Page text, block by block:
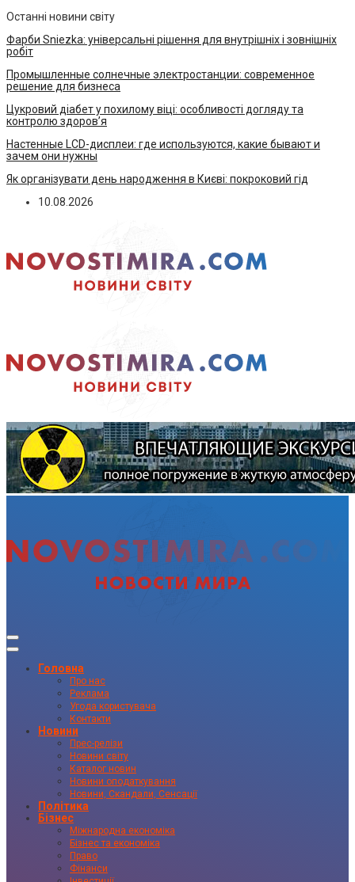
Останні новини світу
Фарби Sniezka: універсальні рішення для внутрішніх і зовнішніх
робіт
Промышленные солнечные электростанции: современное
решение для бизнеса
Цукровий діабет у похилому віці: особливості догляду та
контролю здоров’я
Настенные LCD-дисплеи: где используются, какие бывают и
зачем они нужны
Як організувати день народження в Києві: покроковий гід
10.08.2026
Головна
Про нас
Реклама
Угода користувача
Контакти
Новини
Прес-релізи
Новини світу
Каталог новин
Новини оподаткування
Новини, Скандали, Сенсації
Політика
Бізнес
Міжнародна економіка
Бізнес та економіка
Право
Фінанси